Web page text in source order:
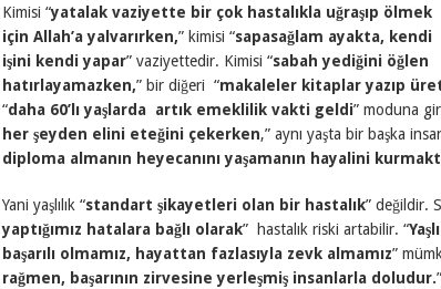
Kimisi “yatalak vaziyette bir çok hastalıkla uğraşıp ölmek
için Allah’a yalvarırken,” kimisi “sapasağlam ayakta, kendi
işini kendi yapar” vaziyettedir. Kimisi “sabah yediğini öğlen
hatırlayamazken,” bir diğeri “makaleler kitaplar yazıp
“daha 60’lı yaşlarda artık emeklilik vakti geldi” moduna
her şeyden elini eteğini çekerken,” aynı yaşta bir başka
diploma almanın heyecanını yaşamanın hayalini
Yani yaşlılık “standart şikayetleri olan bir hastalık” değildir.
yaptığımız hatalara bağlı olarak” hastalık riski artabilir. “
başarılı olmamız, hayattan fazlasıyla zevk almamız”
rağmen, başarının zirvesine yerleşmiş insanlarla doludur.”